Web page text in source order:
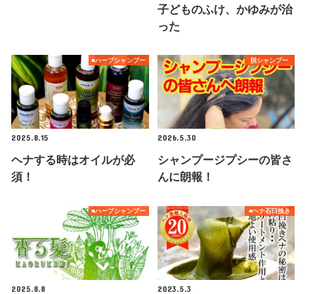
子どものふけ、かゆみが治
った
■ハーブシャンプー
2025.8.15
ヘナする時はオイルが必
須！
脱シャンプー
2026.5.30
シャンプージプシーの皆さ
んに朗報！
■ハーブシャンプー
2025.8.8
■ヘナ石臼挽き
2023.5.3